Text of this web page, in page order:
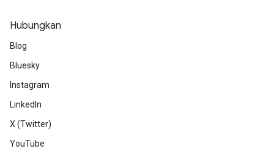
Hubungkan
Blog
Bluesky
Instagram
LinkedIn
X (Twitter)
YouTube